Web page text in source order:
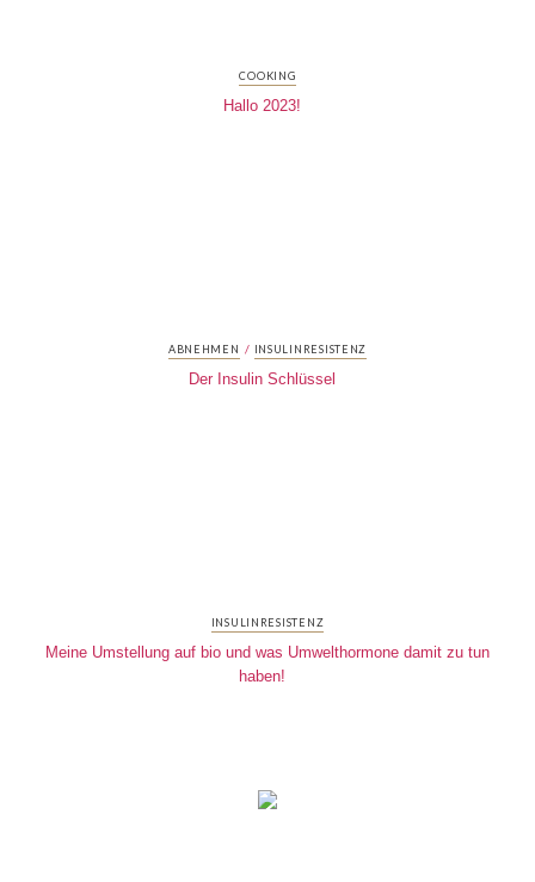
COOKING
Hallo 2023!
ABNEHMEN / INSULINRESISTENZ
Der Insulin Schlüssel
INSULINRESISTENZ
Meine Umstellung auf bio und was Umwelthormone damit zu tun
haben!